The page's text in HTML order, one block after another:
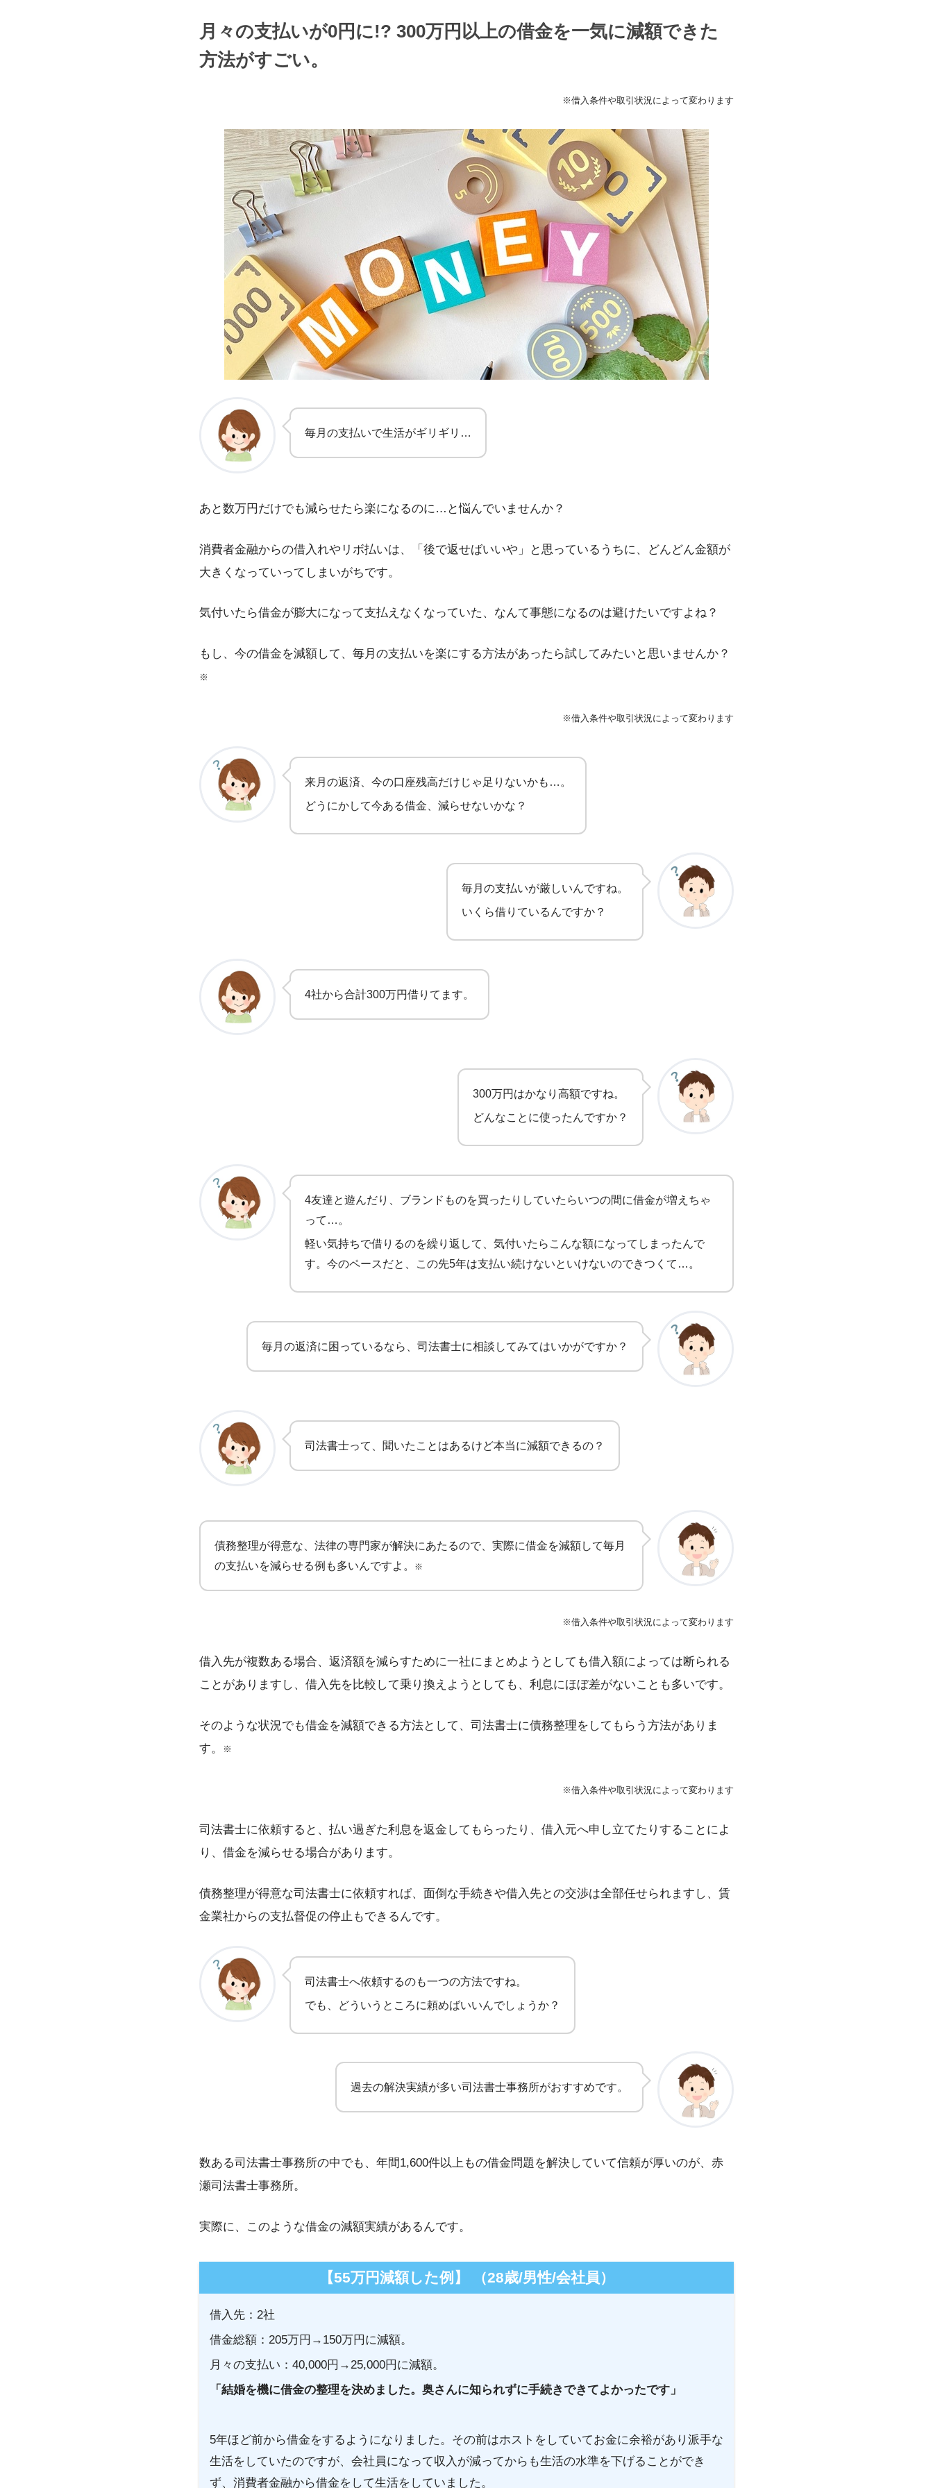
月々の支払いが0円に!? 300万円以上の借金を一気に減額できた
方法がすごい。
※借入条件や取引状況によって変わります
毎月の支払いで生活がギリギリ…
あと数万円だけでも減らせたら楽になるのに…と悩んでいませんか？
消費者金融からの借入れやリボ払いは、「後で返せばいいや」と思っているうちに、どんどん金額が
大きくなっていってしまいがちです。
気付いたら借金が膨大になって支払えなくなっていた、なんて事態になるのは避けたいですよね？
もし、今の借金を減額して、毎月の支払いを楽にする方法があったら試してみたいと思いませんか？
※
※借入条件や取引状況によって変わります
来月の返済、今の口座残高だけじゃ足りないかも…。
どうにかして今ある借金、減らせないかな？
毎月の支払いが厳しいんですね。
いくら借りているんですか？
4社から合計300万円借りてます。
300万円はかなり高額ですね。
どんなことに使ったんですか？
4友達と遊んだり、ブランドものを買ったりしていたらいつの間に借金が増えちゃ
って…。
軽い気持ちで借りるのを繰り返して、気付いたらこんな額になってしまったんで
す。 今のペースだと、この先5年は支払い続けないといけないのできつくて…。
毎月の返済に困っているなら、司法書士に相談してみてはいかがですか？
司法書士って、聞いたことはあるけど本当に減額できるの？
債務整理が得意な、法律の専門家が解決にあたるので、実際に借金を減額して毎月
の支払いを減らせる例も多いんですよ。
※
※借入条件や取引状況によって変わります
借入先が複数ある場合、返済額を減らすために一社にまとめようとしても借入額によっては断られる
ことがありますし、借入先を比較して乗り換えようとしても、利息にほぼ差がないことも多いです。
そのような状況でも借金を減額できる方法として、司法書士に債務整理をしてもらう方法がありま
す。
※
※借入条件や取引状況によって変わります
司法書士に依頼すると、払い過ぎた利息を返金してもらったり、借入元へ申し立てたりすることによ
り、借金を減らせる場合があります。
債務整理が得意な司法書士に依頼すれば、面倒な手続きや借入先との交渉は全部任せられますし、賃
金業社からの支払督促の停止もできるんです。
司法書士へ依頼するのも一つの方法ですね。
でも、どういうところに頼めばいいんでしょうか？
過去の解決実績が多い司法書士事務所がおすすめです。
数ある司法書士事務所の中でも、年間1,600件以上もの借金問題を解決していて信頼が厚いのが、赤
瀬司法書士事務所。
実際に、このような借金の減額実績があるんです。
【55万円減額した例】 （28歳/男性/会社員）
借入先：2社
借金総額：205万円→150万円に減額。
月々の支払い：40,000円→25,000円に減額。
「結婚を機に借金の整理を決めました。奥さんに知られずに手続きできてよかったです」
5年ほど前から借金をするようになりました。その前はホストをしていてお金に余裕があり派手な
生活をしていたのですが、会社員になって収入が減ってからも生活の水準を下げることができ
ず、消費者金融から借金をして生活をしていました。